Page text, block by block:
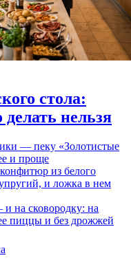
стола:
делать нельзя
— пеку «Золотистые
и проще
из белого
и ложка в нем
на сковородку: на
пиццы и без дрожжей